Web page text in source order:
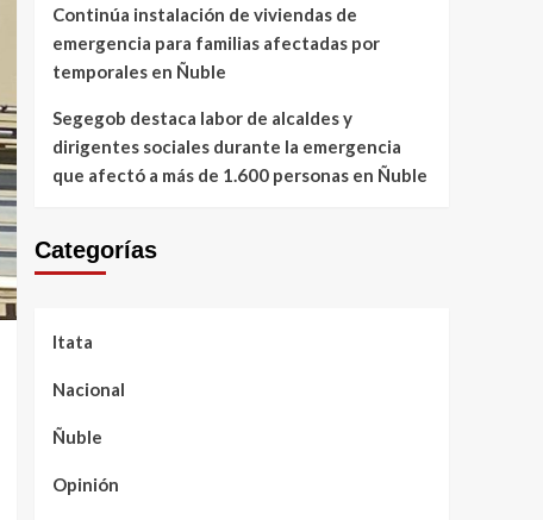
Continúa instalación de viviendas de
emergencia para familias afectadas por
temporales en Ñuble
Segegob destaca labor de alcaldes y
dirigentes sociales durante la emergencia
que afectó a más de 1.600 personas en Ñuble
Categorías
Itata
Nacional
Ñuble
Opinión